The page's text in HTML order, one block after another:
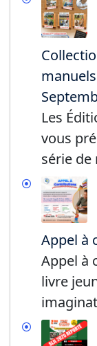
Les
vous
série de
Appel à
Appel à
livre